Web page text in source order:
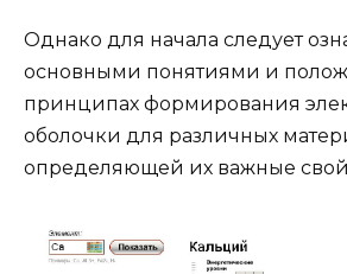
Однако для начала следует
основными понятиями и
принципах формирования
оболочки для различных
определяющей их важные